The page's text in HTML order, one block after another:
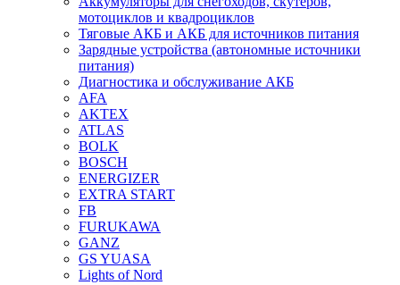
мотоциклов и квадроциклов
Тяговые АКБ и АКБ для источников питания
Зарядные устройства (автономные источники
питания)
Диагностика и обслуживание АКБ
AFA
AKTEX
ATLAS
BOLK
BOSCH
ENERGIZER
EXTRA START
FB
FURUKAWA
GANZ
GS YUASA
Lights of Nord